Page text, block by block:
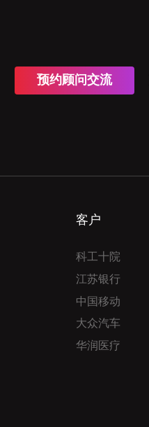
预约顾问交流
客户
科工十院
江苏银行
中国移动
大众汽车
华润医疗